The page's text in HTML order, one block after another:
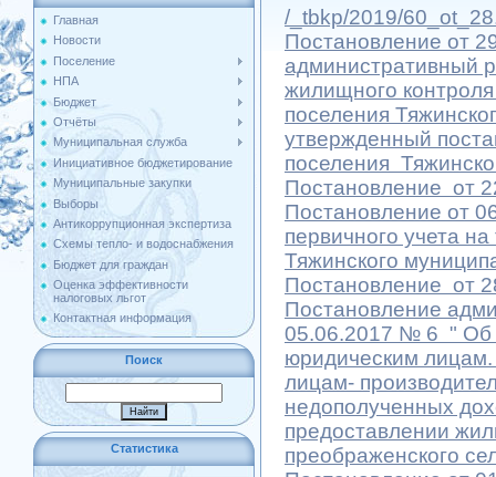
Главная
Новости
Поселение
НПА
Бюджет
Отчёты
Муниципальная служба
Инициативное бюджетирование
Муниципальные закупки
Выборы
Антикоррупционная экспертиза
Схемы тепло- и водоснабжения
Бюджет для граждан
Оценка эффективности
налоговых льгот
Контактная информация
Поиск
Статистика
/_tbkp/2019/
Постановление от
административный
жилищного
поселения
утвержденный
поселения
Постановление от
Постановление от
первичного учета
Тяжинского
Постановление от
Постановление
05.06.2017 № 6 " Об
юридическим
лицам-
недополученных
предоставлении
преображенского